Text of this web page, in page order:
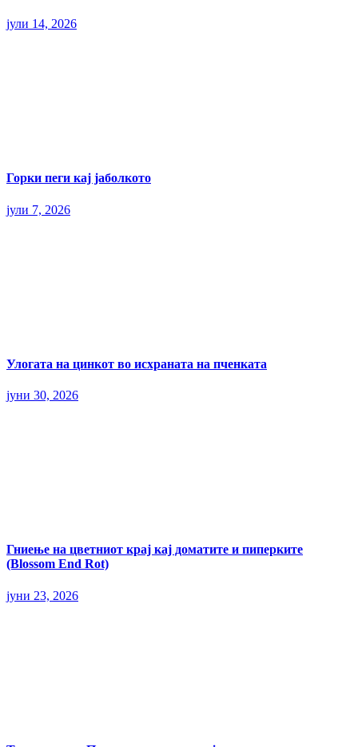
јули 14, 2026
Горки пеги кај јаболкото
јули 7, 2026
Улогата на цинкот во исхраната на пченката
јуни 30, 2026
Гниење на цветниот крај кај доматите и пиперките
(Blossom End Rot)
јуни 23, 2026